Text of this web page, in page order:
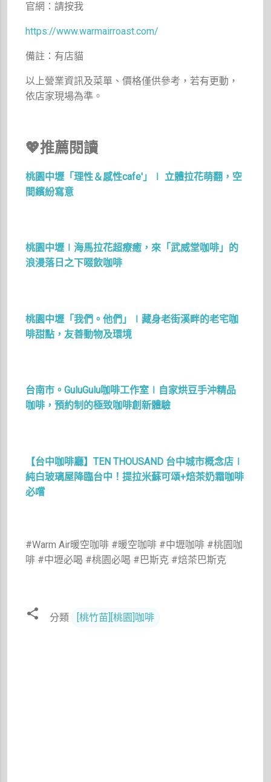
官網：請按我
https://www.warmairroast.com/
備註：有店貓
以上營業資訊及菜單、價格僅供參考，若有更動，
依店家現場為準。
💖推薦閱讀
桃園中壢「理性＆感性cafe'」∣ 立體拉花萌翻，空
間繽紛寫意
桃園中壢∣海馬拉花超療癒，來「武威堂咖啡」的
浪漫落日之下啜飲咖啡
桃園中壢「我們。他們」∣藏身老街溪畔的老宅咖
啡甜點，友善動物及環境
台南市。GuluGulu咖啡工作室∣自家烘豆手沖精品
咖啡，預約制的極致咖啡創新體驗
【台中咖啡廳】TEN THOUSAND 台中城市概念店∣
純白玻璃屋降臨台中！提拉米蘇可頌+焙茶奶霜咖啡
必嚐
#Warm Air暖空咖啡 #暖空咖啡 #中壢咖啡 #桃園咖
啡 #中壢必喝 #桃園必喝 #巴斯克 #焙茶巴斯克
分類 [桃竹苗][桃園]咖啡